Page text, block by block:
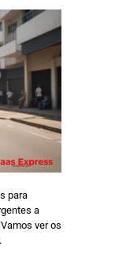
para
a
ver os